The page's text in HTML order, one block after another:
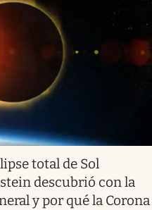
total de Sol
descubrió con la
y por qué la Corona